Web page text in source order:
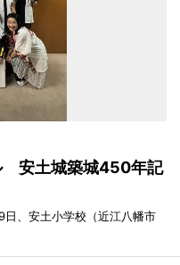
安土城築城450年記
日、安土小学校（近江八幡市